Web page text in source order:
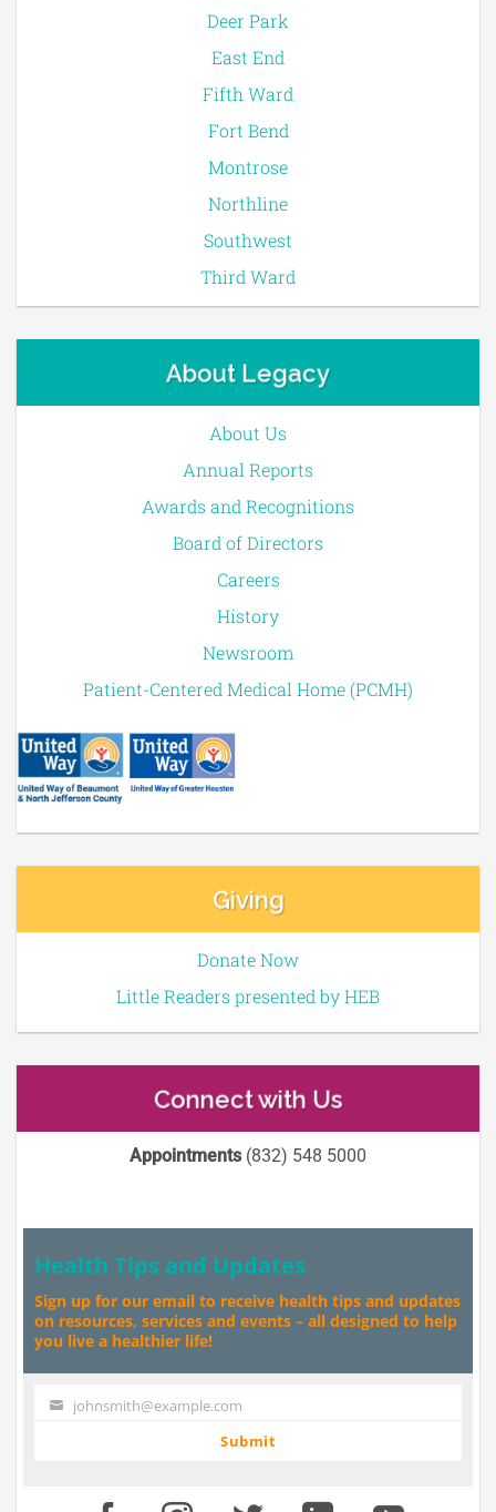
Deer Park
East End
Fifth Ward
Fort Bend
Montrose
Northline
Southwest
Third Ward
About Legacy
About Us
Annual Reports
Awards and Recognitions
Board of Directors
Careers
History
Newsroom
Patient-Centered Medical Home (PCMH)
Giving
Donate Now
Little Readers presented by HEB
Connect with Us
Appointments(832) 548 5000
Health Tips and Updates
Sign up for our email to receive health tips and updates
on resources, services and events – all designed to help
you live a healthier life!
Your johnsmith@example.com
Submit